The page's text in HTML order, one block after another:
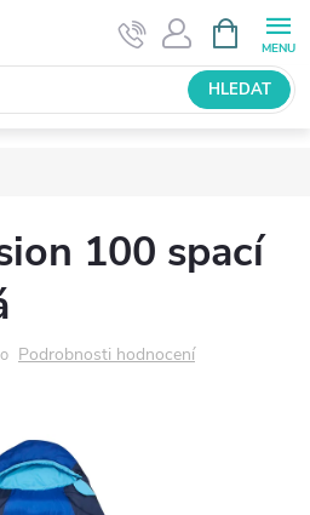
NÁKUPNÍ
KOŠÍK
HLEDAT
100 spací
Podrobnosti hodnocení